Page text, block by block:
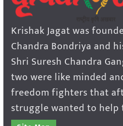
Krishak Jagat was
Chandra Bondriya and
Shri Suresh Chandra
two were like minded
freedom fighters that
struggle wanted to help